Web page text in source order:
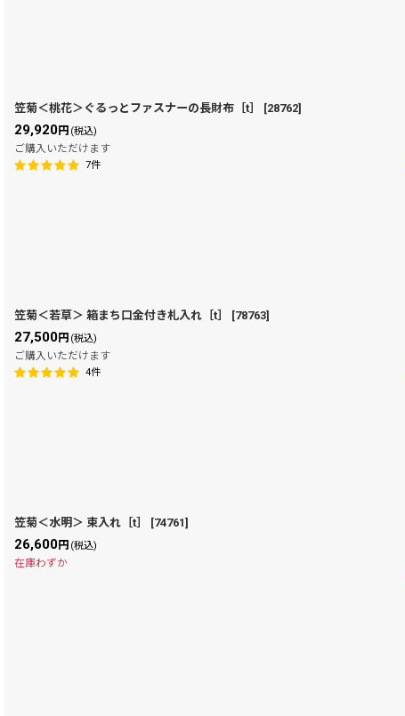
笠菊＜桃花＞ぐるっとファスナーの長財布［t］ [28762]
29,920円 (税込)
ご購入いただけます
7件
笠菊＜若草＞ 箱まち口金付き札入れ［t］ [78763]
27,500円 (税込)
ご購入いただけます
4件
笠菊＜水明＞ 束入れ［t］ [74761]
26,600円 (税込)
在庫わずか